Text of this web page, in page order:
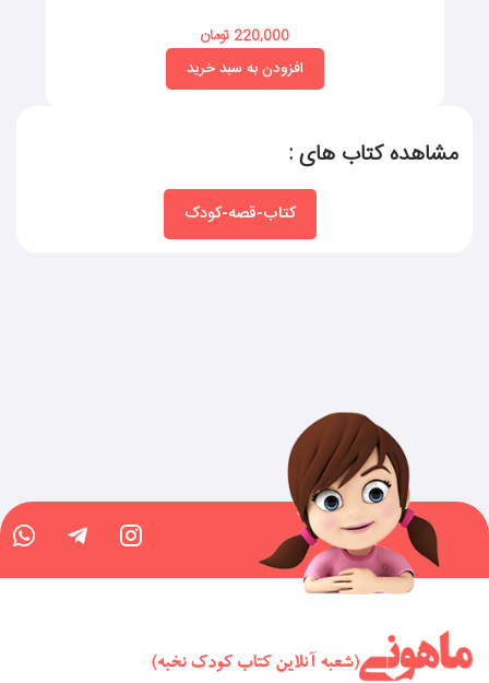
220,000 تومان
افزودن به سبد خرید
مشاهده کتاب های :
کتاب-قصه-کودک